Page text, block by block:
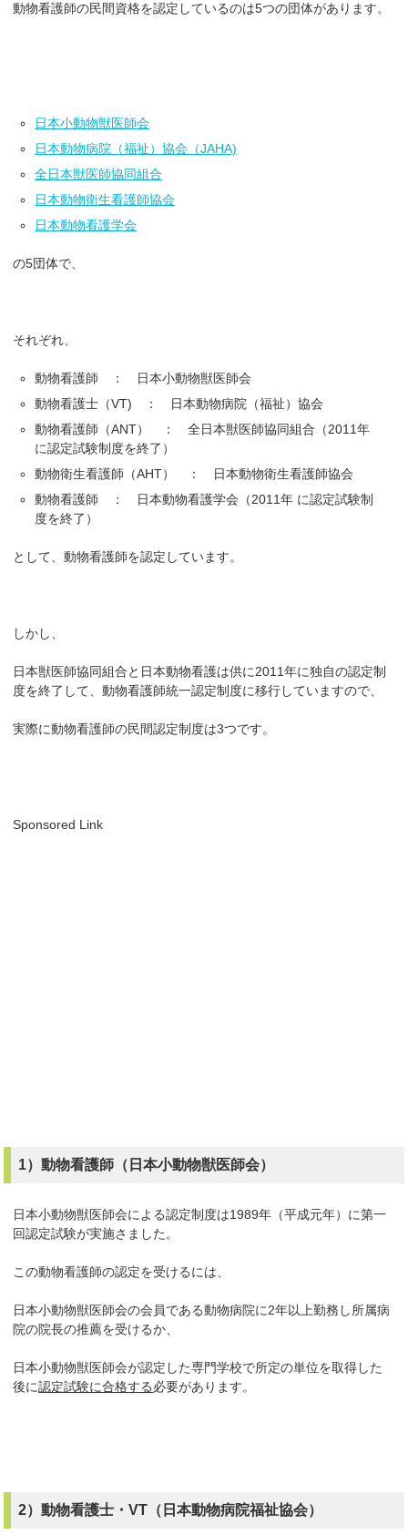
動物看護師の民間資格を認定しているのは5つの団体があります。
日本小動物獣医師会
日本動物病院（福祉）協会（JAHA)
全日本獣医師協同組合
日本動物衛生看護師協会
日本動物看護学会
の5団体で、
それぞれ、
動物看護師 ： 日本小動物獣医師会
動物看護士（VT) ： 日本動物病院（福祉）協会
動物看護師（ANT） ： 全日本獣医師協同組合（2011年
に認定試験制度を終了）
動物衛生看護師（AHT） ： 日本動物衛生看護師協会
動物看護師 ： 日本動物看護学会（2011年 に認定試験制
度を終了）
として、動物看護師を認定しています。
しかし、
日本獣医師協同組合と日本動物看護は供に2011年に独自の認定制
度を終了して、動物看護師統一認定制度に移行していますので、
実際に動物看護師の民間認定制度は3つです。
Sponsored Link
1）動物看護師（日本小動物獣医師会）
日本小動物獣医師会による認定制度は1989年（平成元年）に第一
回認定試験が実施さました。
この動物看護師の認定を受けるには、
日本小動物獣医師会の会員である動物病院に2年以上勤務し所属病
院の院長の推薦を受けるか、
日本小動物獣医師会が認定した専門学校で所定の単位を取得した
後に認定試験に合格する必要があります。
2）動物看護士・VT（日本動物病院福祉協会）